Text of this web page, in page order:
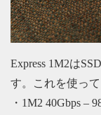
Express 1M2は
す。これを使って
・1M2 40Gbps –